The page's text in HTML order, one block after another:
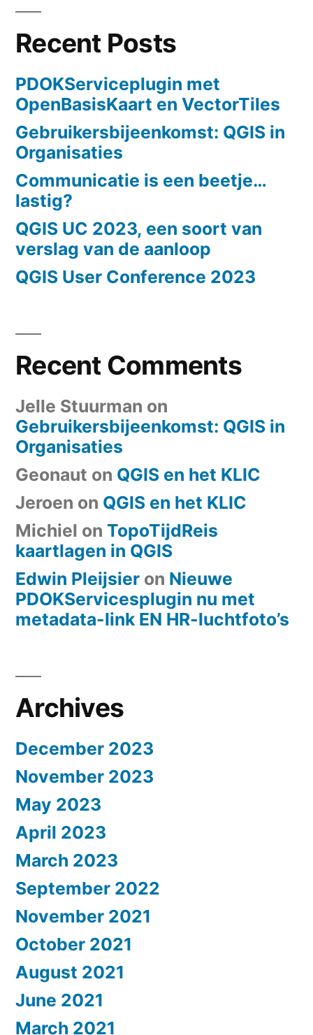
Recent Posts
PDOKServiceplugin met
OpenBasisKaart en VectorTiles
Gebruikersbijeenkomst: QGIS in
Organisaties
Communicatie is een beetje…
lastig?
QGIS UC 2023, een soort van
verslag van de aanloop
QGIS User Conference 2023
Recent Comments
Jelle Stuurman on
Gebruikersbijeenkomst: QGIS in
Organisaties
Geonaut on QGIS en het KLIC
Jeroen on QGIS en het KLIC
Michiel on TopoTijdReis
kaartlagen in QGIS
Edwin Pleijsier on Nieuwe
PDOKServicesplugin nu met
metadata-link EN HR-luchtfoto’s
Archives
December 2023
November 2023
May 2023
April 2023
March 2023
September 2022
November 2021
October 2021
August 2021
June 2021
March 2021